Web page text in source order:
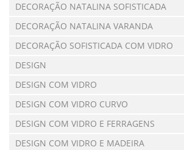
DECORAÇÃO NATALINA SOFISTICADA
DECORAÇÃO NATALINA VARANDA
DECORAÇÃO SOFISTICADA COM VIDRO
DESIGN
DESIGN COM VIDRO
DESIGN COM VIDRO CURVO
DESIGN COM VIDRO E FERRAGENS
DESIGN COM VIDRO E MADEIRA